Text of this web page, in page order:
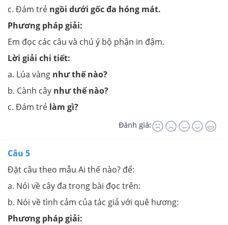
c. Đám trẻ ngồi dưới gốc đa hóng mát.
Phương pháp giải:
Em đọc các câu và chú ý bộ phận in đậm.
Lời giải chi tiết:
a. Lúa vàng như thế nào?
b. Cành cây như thế nào?
c. Đám trẻ làm gì?
Đánh giá:
Câu 5
Đặt câu theo mẫu Ai thế nào? để:
a. Nói về cây đa trong bài đọc trên:
b. Nói về tình cảm của tác giả với quê hương:
Phương pháp giải: